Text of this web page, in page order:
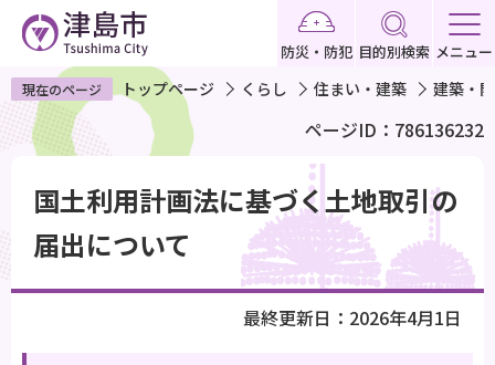
ペ
ー
ジ
で
す
防災・防犯 目的別検索 メニュー
現在のページ トップページ くらし 住まい・建築 建築・
ページID：786136232
か
国土利用計画法に基づく土地取引の
届出について
最終更新日：2026年4月1日